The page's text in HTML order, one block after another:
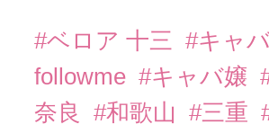
#ベロア 十三 #キャ
followme #キャバ嬢
奈良
#和歌山 #三重